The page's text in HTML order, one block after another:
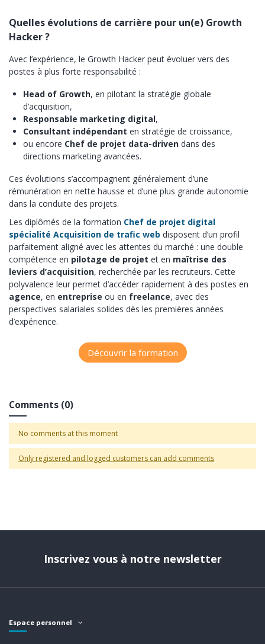
Quelles évolutions de carrière pour un(e) Growth
Hacker ?
Avec l’expérience, le Growth Hacker peut évoluer vers des
postes à plus forte responsabilité :
Head of Growth, en pilotant la stratégie globale
d’acquisition,
Responsable marketing digital,
Consultant indépendant en stratégie de croissance,
ou encore Chef de projet data-driven dans des
directions marketing avancées.
Ces évolutions s’accompagnent généralement d’une
rémunération en nette hausse et d’une plus grande autonomie
dans la conduite des projets.
Les diplômés de la formation Chef de projet digital
spécialité Acquisition de trafic web disposent d’un profil
parfaitement aligné avec les attentes du marché : une double
compétence en pilotage de projet et en maîtrise des
leviers d’acquisition, recherchée par les recruteurs. Cette
polyvalence leur permet d’accéder rapidement à des postes en
agence, en entreprise ou en freelance, avec des
perspectives salariales solides dès les premières années
d’expérience.
Découvrir la formation
Comments (0)
No comments at this moment
Only registered and logged customers can add comments
Inscrivez vous à notre newsletter
Espace personnel